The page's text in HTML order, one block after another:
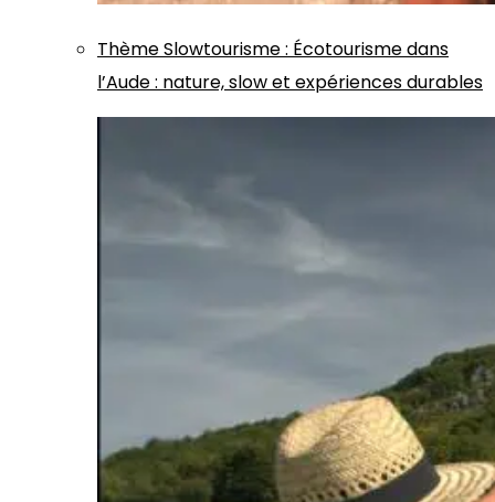
ThèmeSlowtourisme: Écotourisme dans
l’Aude : nature, slow et expériences durables